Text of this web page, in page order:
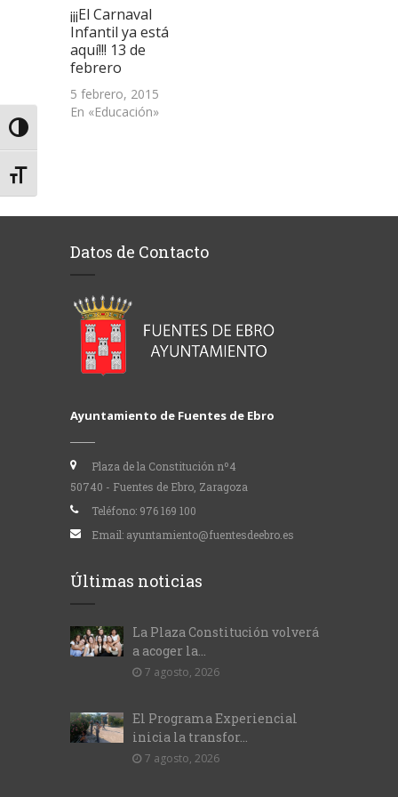
Alternar alto contraste
Alternar tamaño de letra
¡¡¡El Carnaval
Infantil ya está
aquí!!! 13 de
febrero
5 febrero, 2015
En «Educación»
Datos de Contacto
Ayuntamiento de Fuentes de Ebro
Plaza de la Constitución nº4
50740 - Fuentes de Ebro, Zaragoza
Teléfono: 976 169 100
Email: ayuntamiento@fuentesdeebro.es
Últimas noticias
La Plaza Constitución volverá
a acoger la...
7 agosto, 2026
El Programa Experiencial
inicia la transfor...
7 agosto, 2026